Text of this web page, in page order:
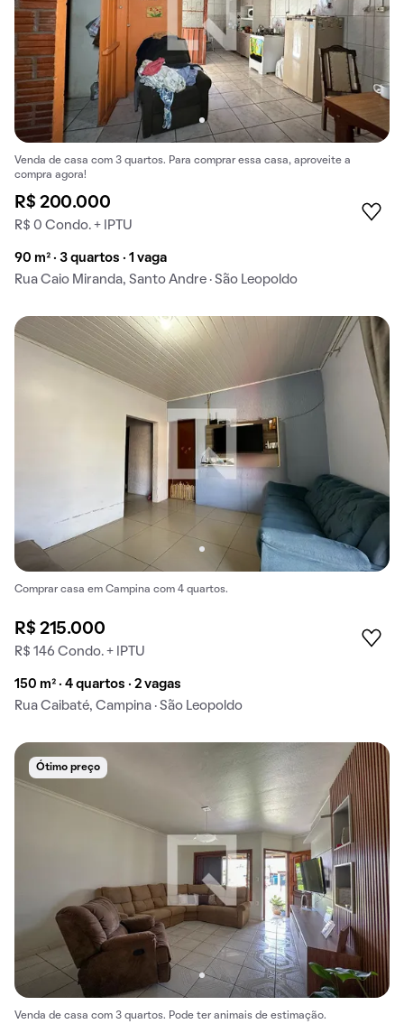
Venda de casa com 3 quartos. Para comprar essa casa, aproveite a
compra agora!
R$ 200.000
R$ 0 Condo. + IPTU
90 m² · 3 quartos · 1 vaga
Rua Caio Miranda, Santo Andre · São Leopoldo
Comprar casa em Campina com 4 quartos.
R$ 215.000
R$ 146 Condo. + IPTU
150 m² · 4 quartos · 2 vagas
Rua Caibaté, Campina · São Leopoldo
Ótimo preço
Venda de casa com 3 quartos. Pode ter animais de estimação.